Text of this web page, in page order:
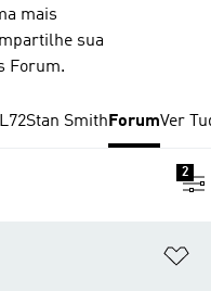
mais
sua
Forum.
Stan Smith ForumVer
2